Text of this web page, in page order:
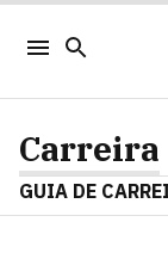
Carreira
GUIA DE